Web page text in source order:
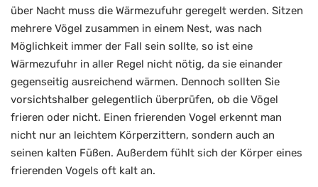
über Nacht muss die Wärmezufuhr geregelt werden. Sitzen
mehrere Vögel zusammen in einem Nest, was nach
Möglichkeit immer der Fall sein sollte, so ist eine
Wärmezufuhr in aller Regel nicht nötig, da sie einander
gegenseitig ausreichend wärmen. Dennoch sollten Sie
vorsichtshalber gelegentlich überprüfen, ob die Vögel
frieren oder nicht. Einen frierenden Vogel erkennt man
nicht nur an leichtem Körperzittern, sondern auch an
seinen kalten Füßen. Außerdem fühlt sich der Körper eines
frierenden Vogels oft kalt an.